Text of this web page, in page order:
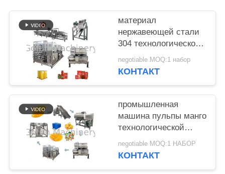
ЦИТАТУ
КАРТА
САЙТА
ПОЛИТИКА
КОНФИДЕНЦИАЛЬНОСТИ
материал
нержавеющей стали
304 технологической
линии концентрата
соуса томатной пасты
negotiable MOQ:1 набор
КОНТАКТ
промышленная
машина пульпы манго
технологической
линии сока манго
440V
negotiable MOQ:1 НАБОР
КОНТАКТ